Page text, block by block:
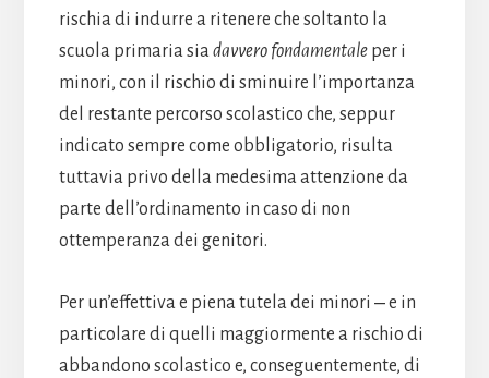
rischia di indurre a ritenere che soltanto la
scuola primaria siadavvero fondamentaleper i
minori, con il rischio di sminuire l’importanza
del restante percorso scolastico che, seppur
indicato sempre come obbligatorio, risulta
tuttavia privo della medesima attenzione da
parte dell’ordinamento in caso di non
ottemperanza dei genitori.
Per un’effettiva e piena tutela dei minori ‒ e in
particolare di quelli maggiormente a rischio di
abbandono scolastico e, conseguentemente, di